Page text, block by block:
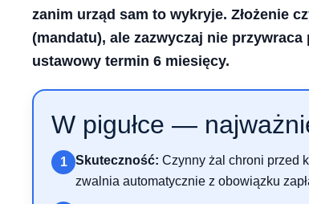
zanim urząd sam to wykryje. Złożenie
(mandatu), ale zazwyczaj nie
ustawowy termin 6 miesięcy.
W pigułce —
1 Skuteczność: Czynny żal chroni przed
zwalnia automatycznie z obowiązku